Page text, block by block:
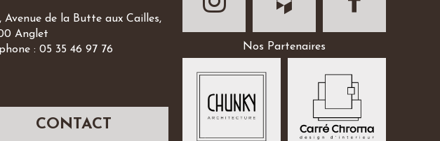
Avenue de la Butte aux Cailles,
Anglet
: 05 35 46 97 76
CONTACT
Nos Partenaires